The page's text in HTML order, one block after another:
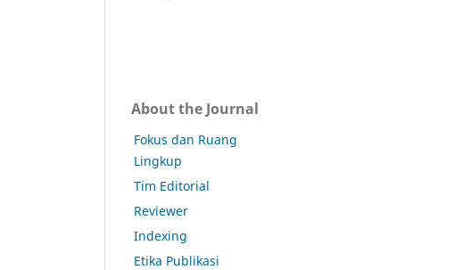
About the Journal
Fokus dan Ruang
Lingkup
Tim Editorial
Reviewer
Indexing
Etika Publikasi